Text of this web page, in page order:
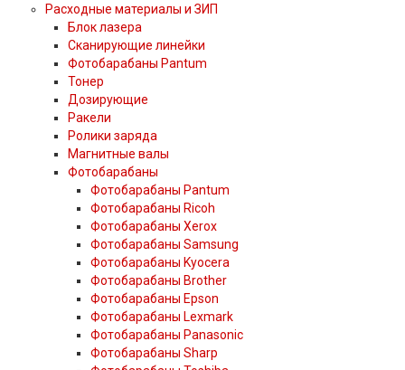
Расходные материалы и ЗИП
Блок лазера
Сканирующие линейки
Фотобарабаны Pantum
Тонер
Дозирующие
Ракели
Ролики заряда
Магнитные валы
Фотобарабаны
Фотобарабаны Pantum
Фотобарабаны Ricoh
Фотобарабаны Xerox
Фотобарабаны Samsung
Фотобарабаны Kyocera
Фотобарабаны Brother
Фотобарабаны Epson
Фотобарабаны Lexmark
Фотобарабаны Panasonic
Фотобарабаны Sharp